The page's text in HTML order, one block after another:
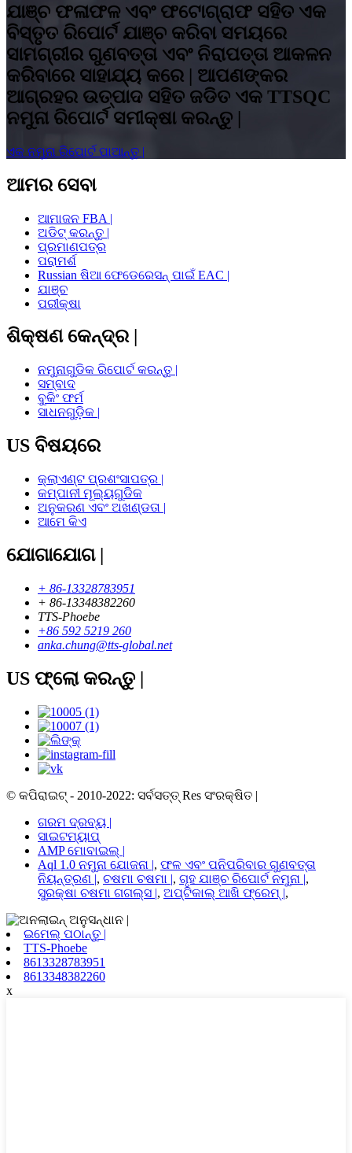
ଯାଞ୍ଚ ଫଳାଫଳ ଏବଂ ଫଟୋଗ୍ରାଫ ସହିତ ଏକ
ବିସ୍ତୃତ ରିପୋର୍ଟ ଯାଞ୍ଚ କରିବା ସମୟରେ
ସାମଗ୍ରୀର ଗୁଣବତ୍ତା ଏବଂ ନିରାପତ୍ତା ଆକଳନ
କରିବାରେ ସାହାଯ୍ୟ କରେ | ଆପଣଙ୍କର
ଆଗ୍ରହର ଉତ୍ପାଦ ସହିତ ଜଡିତ ଏକ TTSQC
ନମୁନା ରିପୋର୍ଟ ସମୀକ୍ଷା କରନ୍ତୁ |
ଏକ ନମୁନା ରିପୋର୍ଟ ପାଆନ୍ତୁ |
ଆମର ସେବା
ଆମାଜନ FBA |
ଅଡିଟ୍ କରନ୍ତୁ |
ପ୍ରମାଣପତ୍ର
ପରାମର୍ଶ
Russian ଷିଆ ଫେଡେରେସନ୍ ପାଇଁ EAC |
ଯାଞ୍ଚ
ପରୀକ୍ଷା
ଶିକ୍ଷଣ କେନ୍ଦ୍ର |
ନମୁନାଗୁଡିକ ରିପୋର୍ଟ କରନ୍ତୁ |
ସମ୍ବାଦ
ବୁକିଂ ଫର୍ମ
ସାଧନଗୁଡ଼ିକ |
US ବିଷୟରେ
କ୍ଲାଏଣ୍ଟ ପ୍ରଶଂସାପତ୍ର |
କମ୍ପାନୀ ମୂଲ୍ୟଗୁଡିକ
ଅନୁକରଣ ଏବଂ ଅଖଣ୍ଡତା |
ଆମେ କିଏ
ଯୋଗାଯୋଗ |
+ 86-13328783951
+ 86-13348382260
TTS-Phoebe
+86 592 5219 260
anka.chung@tts-global.net
US ଫ୍ଲୋ କରନ୍ତୁ |
© କପିରାଇଟ୍ - 2010-2022: ସର୍ବସତ୍ତ୍ Res ସଂରକ୍ଷିତ |
ଗରମ ଦ୍ରବ୍ୟ |
ସାଇଟମ୍ୟାପ୍
AMP ମୋବାଇଲ୍ |
Aql 1.0 ନମୁନା ଯୋଜନା |, ଫଳ ଏବଂ ପନିପରିବାର ଗୁଣବତ୍ତା
ନିୟନ୍ତ୍ରଣ |, ଚଷମା ଚଷମା |, ଗୃହ ଯାଞ୍ଚ ରିପୋର୍ଟ ନମୁନା |,
ସୁରକ୍ଷା ଚଷମା ଗଗଲ୍ସ |, ଅପ୍ଟିକାଲ୍ ଆଖି ଫ୍ରେମ୍ |,
ଇମେଲ୍ ପଠାନ୍ତୁ |
TTS-Phoebe
8613328783951
8613348382260
x